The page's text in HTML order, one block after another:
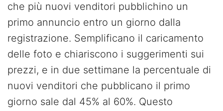
che più nuovi venditori pubblichino un
primo annuncio entro un giorno dalla
registrazione. Semplificano il caricamento
delle foto e chiariscono i suggerimenti sui
prezzi, e in due settimane la percentuale di
nuovi venditori che pubblicano il primo
giorno sale dal 45% al 60%. Questo